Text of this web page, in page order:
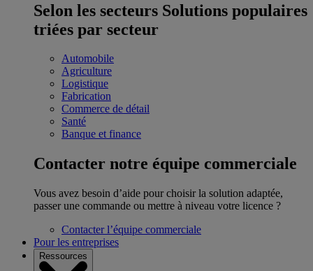
Selon les secteurs Solutions populaires
triées par secteur
Automobile
Agriculture
Logistique
Fabrication
Commerce de détail
Santé
Banque et finance
Contacter notre équipe commerciale
Vous avez besoin d’aide pour choisir la solution adaptée,
passer une commande ou mettre à niveau votre licence ?
Contacter l’équipe commerciale
Pour les entreprises
Ressources